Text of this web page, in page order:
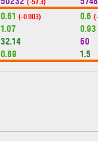
0.61 (-0.003) 0.6
1.07 0.93
32.14 60
0.89 1.5